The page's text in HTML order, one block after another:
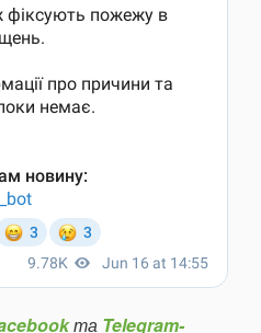
та Telegram-